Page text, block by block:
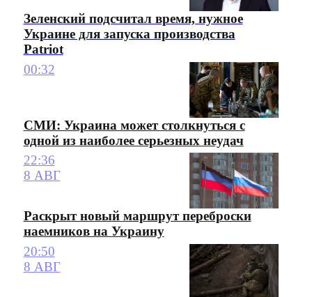
Зеленский подсчитал время, нужное
Украине для запуска производства
Patriot
00:32
СМИ: Украина может столкнуться с
одной из наиболее серьезных неудач
22:36
8 АВГ
Раскрыт новый маршрут переброски
наемников на Украину
20:50
8 АВГ